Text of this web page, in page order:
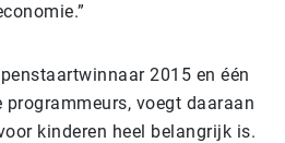
2015 en één
voegt daaraan
kinderen heel belangrijk is.